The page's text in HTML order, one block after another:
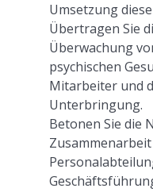
Umsetzung
Übertragen Sie
Überwachung
psychischen
Mitarbeiter und
Unterbringung.
Betonen Sie die